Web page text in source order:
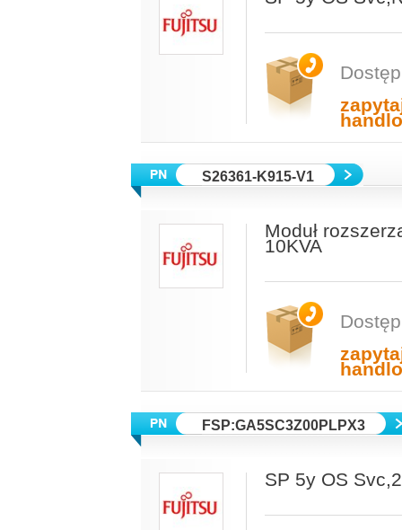
S26361-K915-V1
Moduł
10KVA
FSP:GA5SC3Z00PLPX3
SP 5y OS